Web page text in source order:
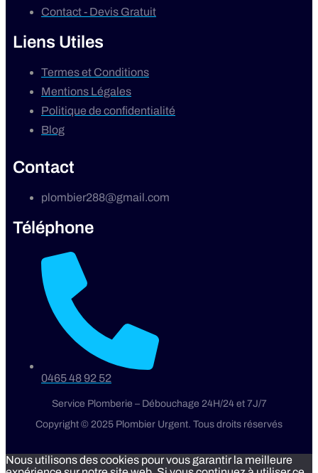
Contact - Devis Gratuit
Liens Utiles
Termes et Conditions
Mentions Légales
Politique de confidentialité
Blog
Contact
plombier288@gmail.com
Téléphone
0465 48 92 52
Service Plomberie – Débouchage 24H/24 et 7J/7
Copyright © 2025 Plombier Urgent. Tous droits réservés
Nous utilisons des cookies pour vous garantir la meilleure